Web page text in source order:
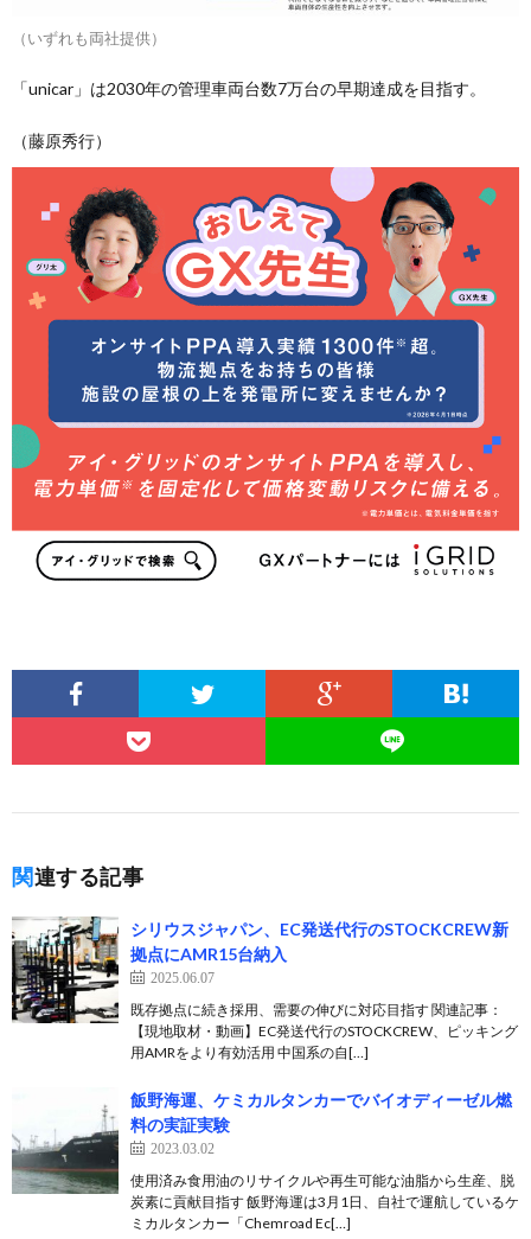
（いずれも両社提供）
「unicar」は2030年の管理車両台数7万台の早期達成を目指す。
（藤原秀行）
関連する記事
シリウスジャパン、EC発送代行のSTOCKCREW新
拠点にAMR15台納入
2025.06.07
既存拠点に続き採用、需要の伸びに対応目指す 関連記事：
【現地取材・動画】EC発送代行のSTOCKCREW、ピッキング
用AMRをより有効活用 中国系の自[…]
飯野海運、ケミカルタンカーでバイオディーゼル燃
料の実証実験
2023.03.02
使用済み食用油のリサイクルや再生可能な油脂から生産、脱
炭素に貢献目指す 飯野海運は3月1日、自社で運航しているケ
ミカルタンカー「Chemroad Ec[…]